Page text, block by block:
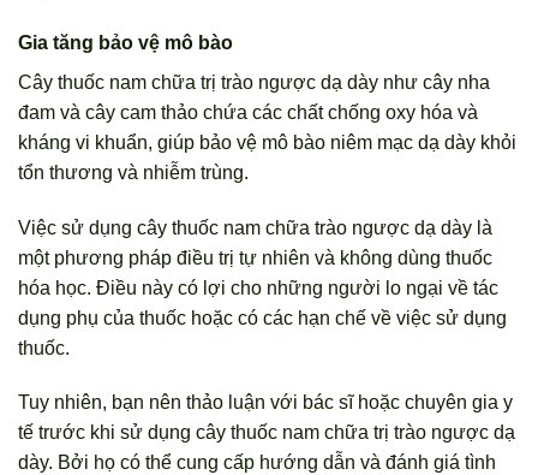
Gia tăng bảo vệ mô bào
Cây thuốc nam chữa trị trào ngược dạ dày như cây nha
đam và cây cam thảo chứa các chất chống oxy hóa và
kháng vi khuẩn, giúp bảo vệ mô bào niêm mạc dạ dày khỏi
tổn thương và nhiễm trùng.
Việc sử dụng cây thuốc nam chữa trào ngược dạ dày là
một phương pháp điều trị tự nhiên và không dùng thuốc
hóa học. Điều này có lợi cho những người lo ngại về tác
dụng phụ của thuốc hoặc có các hạn chế về việc sử dụng
thuốc.
Tuy nhiên, bạn nên thảo luận với bác sĩ hoặc chuyên gia y
tế trước khi sử dụng cây thuốc nam chữa trị trào ngược dạ
dày. Bởi họ có thể cung cấp hướng dẫn và đánh giá tình